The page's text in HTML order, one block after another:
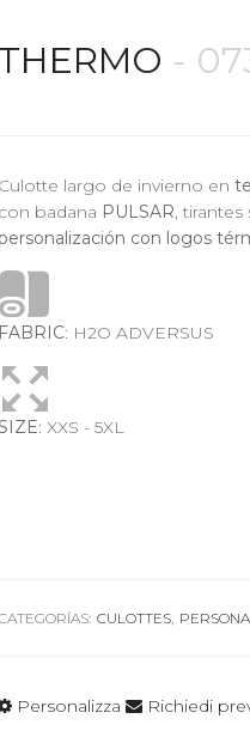
THERMO -
Culotte largo de invierno en
con badana PULSAR,
personalización con logos
FABRIC: H2O ADVERSUS
: XXS - 5XL
CULOTTES,
Personalizza Richiedi